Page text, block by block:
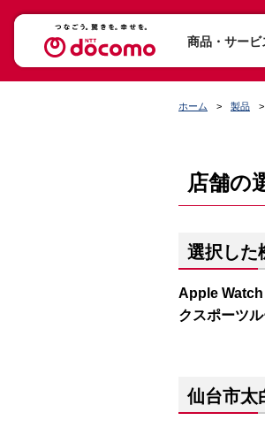
商品・サービ
ホーム 製品
店舗の
選択した
Apple Watch
クスポーツ
仙台市太